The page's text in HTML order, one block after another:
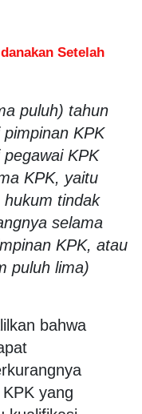
Setelah
puluh) tahun
KPK
KPK
KPK, yaitu
tindak
selama
KPK, atau
puluh lima)
bahwa
yang